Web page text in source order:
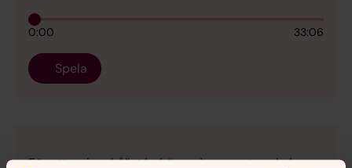
0:00 33:06
Spela
För att se innehållet behöver du acceptera kakor